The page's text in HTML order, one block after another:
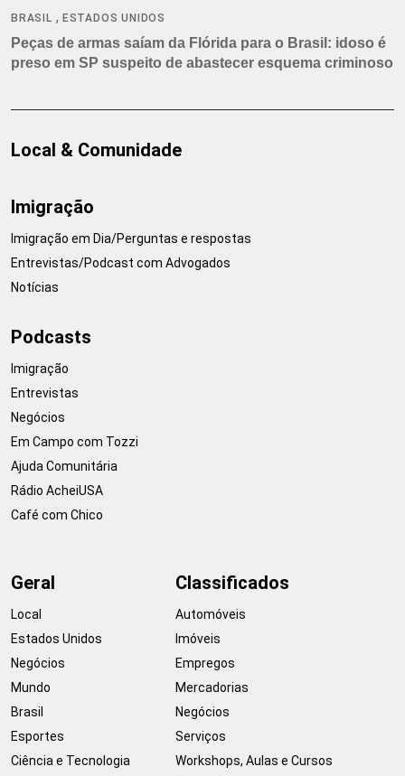
BRASIL , ESTADOS UNIDOS
Peças de armas saíam da Flórida para o Brasil: idoso é
preso em SP suspeito de abastecer esquema criminoso
Local & Comunidade
Imigração
Imigração em Dia/Perguntas e respostas
Entrevistas/Podcast com Advogados
Notícias
Podcasts
Imigração
Entrevistas
Negócios
Em Campo com Tozzi
Ajuda Comunitária
Rádio AcheiUSA
Café com Chico
Geral
Local
Estados Unidos
Negócios
Mundo
Brasil
Esportes
Ciência e Tecnologia
Classificados
Automóveis
Imóveis
Empregos
Mercadorias
Negócios
Serviços
Workshops, Aulas e Cursos